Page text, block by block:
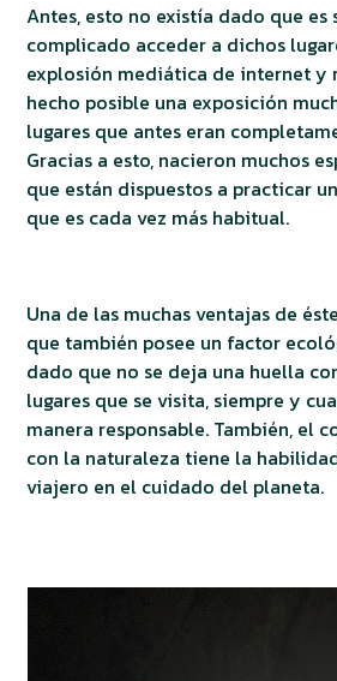
Antes, esto no existía dado que es
complicado acceder a dichos
explosión mediática de internet y
hecho posible una exposición
lugares que antes eran
Gracias a esto, nacieron muchos
que están dispuestos a practicar
que es cada vez más habitual.
Una de las muchas ventajas de
que también posee un factor
dado que no se deja una huella
lugares que se visita, siempre y
manera responsable. También, el
con la naturaleza tiene la
viajero en el cuidado del planeta.